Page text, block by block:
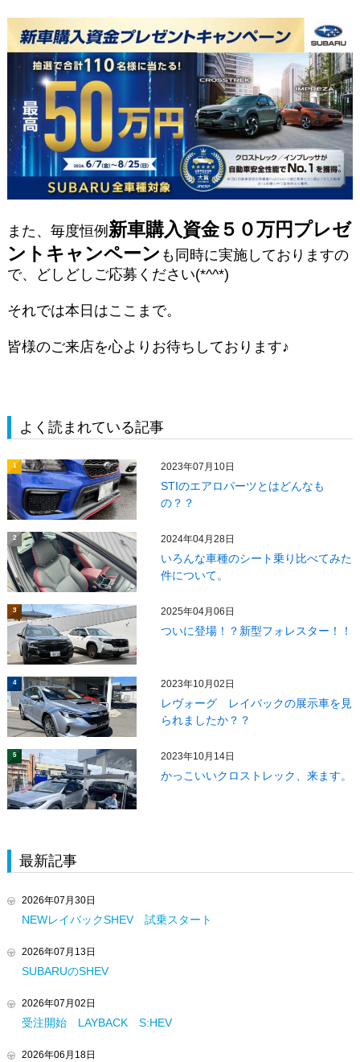
また、毎度恒例 新車購入資金５０万円プレゼ
ントキャンペーン も同時に実施しておりますの
で、どしどしご応募ください(*^^*)
それでは本日はここまで。
皆様のご来店を心よりお待ちしております♪
よく読まれている記事
1 2023年07月10日
STIのエアロパーツとはどんなも
の？？
2 2024年04月28日
いろんな車種のシート乗り比べてみた
件について。
3 2025年04月06日
ついに登場！？新型フォレスター！！
4 2023年10月02日
レヴォーグ レイバックの展示車を見
られましたか？？
5 2023年10月14日
かっこいいクロストレック、来ます。
最新記事
2026年07月30日
NEWレイバックSHEV 試乗スタート
2026年07月13日
SUBARUのSHEV
2026年07月02日
受注開始 LAYBACK S:HEV
2026年06月18日